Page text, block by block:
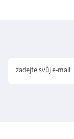
zadejte svůj e-mail